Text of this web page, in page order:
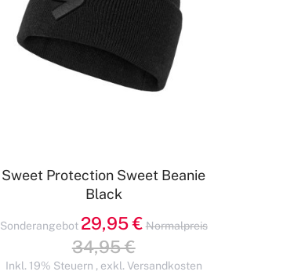
Sweet Protection Sweet Beanie
Black
Sonderangebot 29,95 € Normalpreis
34,95 €
Inkl. 19% Steuern , exkl. Versandkosten